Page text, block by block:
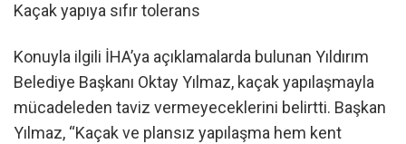
Kaçak yapıya sıfır tolerans
Konuyla ilgili İHA’ya açıklamalarda bulunan Yıldırım
Belediye Başkanı Oktay Yılmaz, kaçak yapılaşmayla
mücadeleden taviz vermeyeceklerini belirtti. Başkan
Yılmaz, “Kaçak ve plansız yapılaşma hem kent